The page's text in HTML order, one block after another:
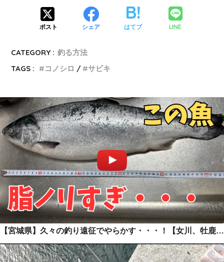
ポスト シェア はてブ LINE
CATEGORY : 釣る方法
TAGS :
コノシロ サビキ
【宮城県】久々の釣り遠征でやらかす・・・！【女川、牡鹿、出島】